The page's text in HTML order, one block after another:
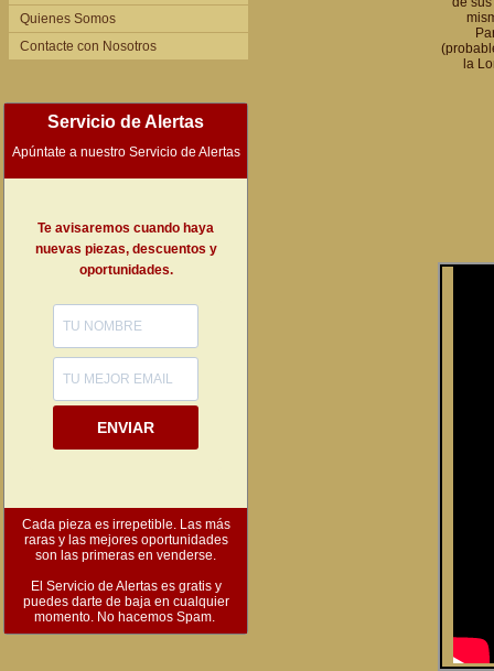
Quienes Somos
Contacte con Nosotros
Servicio de Alertas
Apúntate a nuestro Servicio de Alertas
Te avisaremos cuando haya
nuevas piezas, descuentos y
oportunidades.
ENVIAR
Cada pieza es irrepetible. Las más
raras y las mejores oportunidades
son las primeras en venderse.
El Servicio de Alertas es gratis y
puedes darte de baja en cualquier
momento. No hacemos Spam.
la